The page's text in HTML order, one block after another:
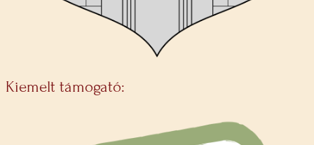
Kiemelt támogató: